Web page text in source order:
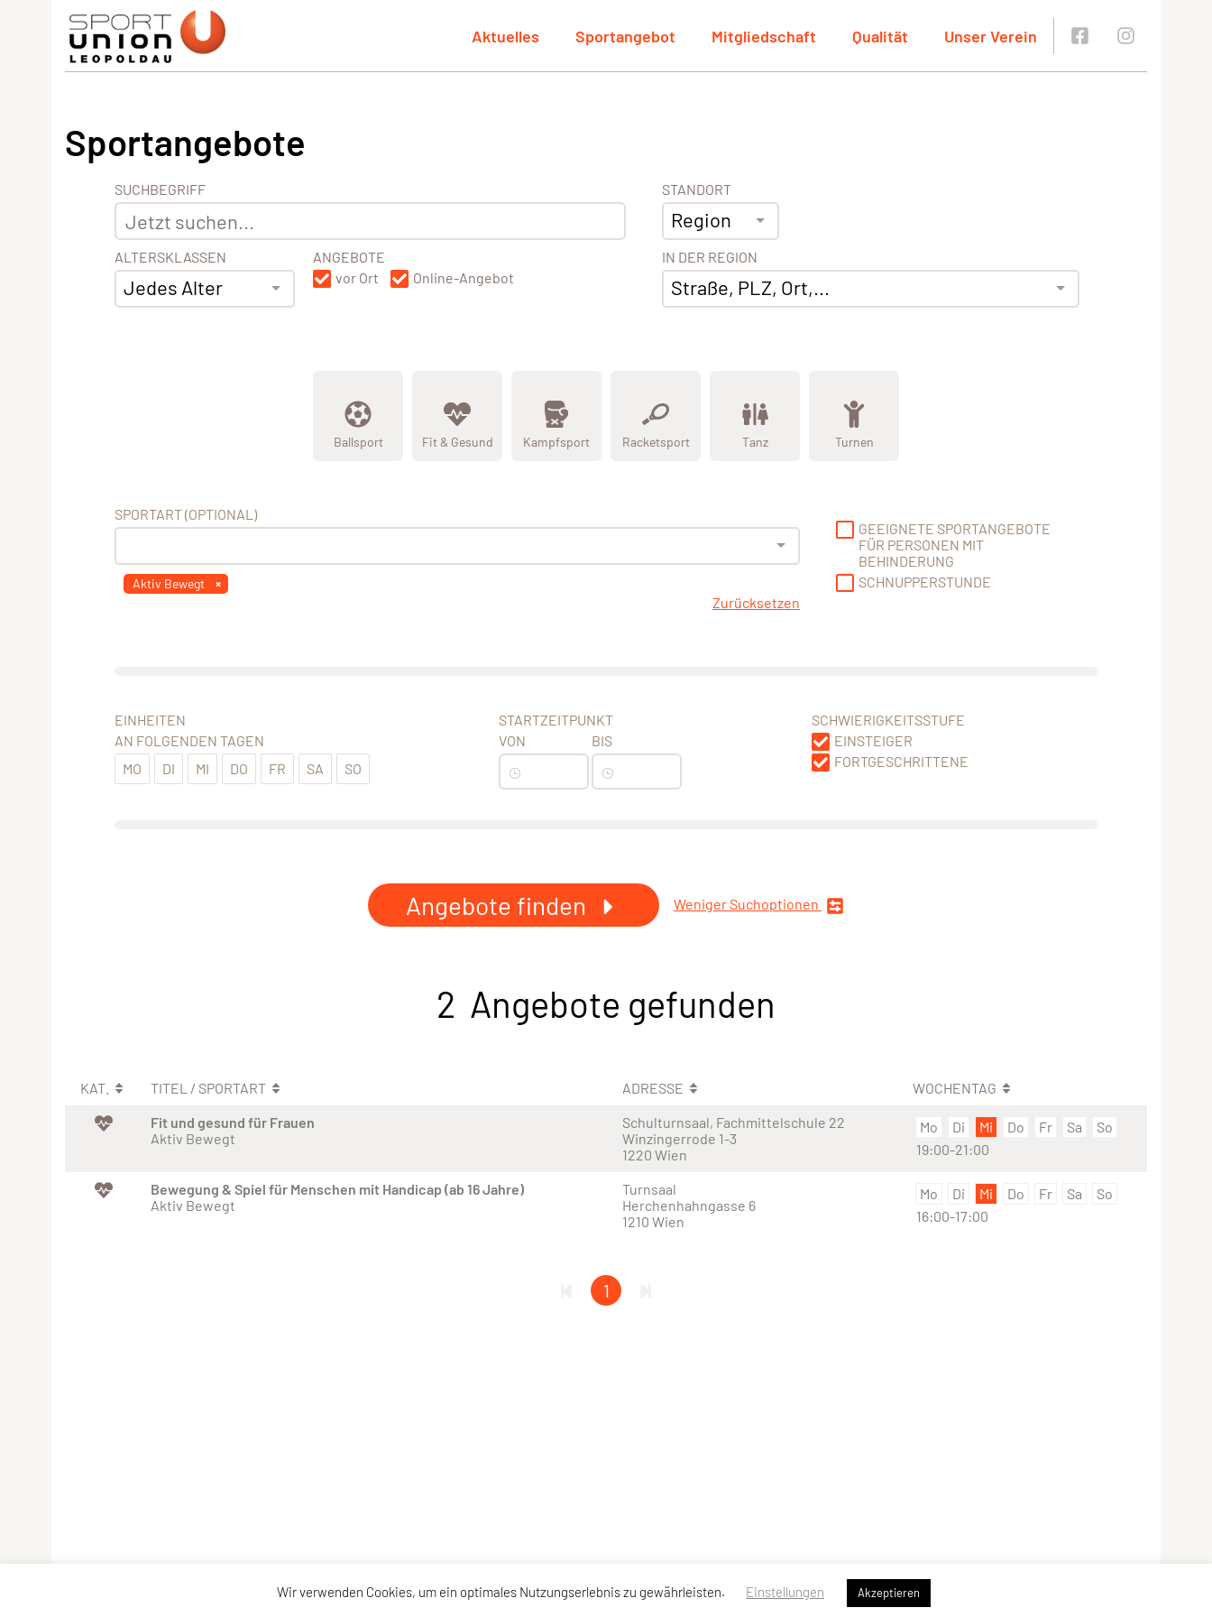
Aktuelles Sportangebot Mitgliedschaft Qualität Unser Verein
Sportangebote
SUCHBEGRIFF
ALTERSKLASSEN
Jedes Alter
ANGEBOTE
vor Ort
Online-Angebot
STANDORT
Region
IN DER REGION
Straße, PLZ, Ort,...
Ballsport Fit & Gesund Kampfsport Racketsport Tanz Turnen
SPORTART (OPTIONAL)
Aktiv Bewegt
Zurücksetzen
GEEIGNETE SPORTANGEBOTE
FÜR PERSONEN MIT
BEHINDERUNG
SCHNUPPERSTUNDE
EINHEITEN
AN FOLGENDEN TAGEN
MO
DI MI DO FR SA SO
STARTZEITPUNKT
VON
BIS
SCHWIERIGKEITSSTUFE
EINSTEIGER
FORTGESCHRITTENE
Angebote finden Weniger Suchoptionen
2 Angebote gefunden
KAT. TITEL / SPORTART ADRESSE
WOCHENTAG
Fit und gesund für Frauen
Aktiv Bewegt
Schulturnsaal, Fachmittelschule 22
Winzingerrode 1-3
1220 Wien
Mo Di Mi Do Fr Sa
So
19:00-21:00
Bewegung & Spiel für Menschen mit Handicap (ab 16 Jahre)
Aktiv Bewegt
Turnsaal
Herchenhahngasse 6
1210 Wien
Mo Di Mi Do Fr Sa
So
16:00-17:00
1
Wir verwenden Cookies, um ein optimales Nutzungserlebnis zu gewährleisten. Einstellungen Akzeptieren